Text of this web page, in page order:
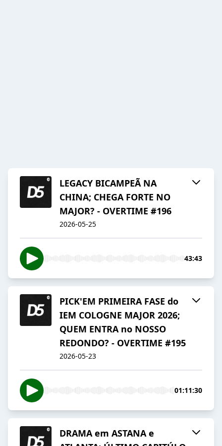
LEGACY BICAMPEÃ NA
CHINA; CHEGA FORTE NO
MAJOR? - OVERTIME #196
2026-05-25
43:43
PICK'EM PRIMEIRA FASE do
IEM COLOGNE MAJOR 2026;
QUEM ENTRA no NOSSO
REDONDO? - OVERTIME #195
2026-05-23
01:11:30
DRAMA em ASTANA e